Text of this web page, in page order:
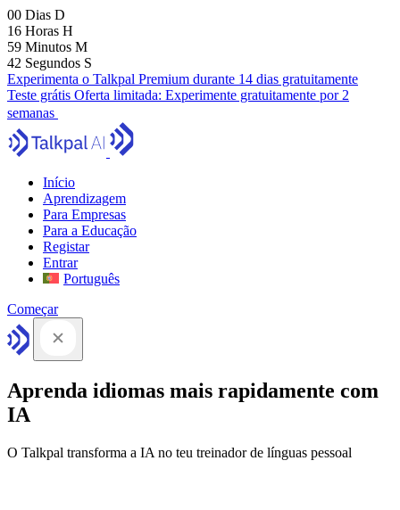
00 Dias D
16 Horas H
59 Minutos M
41 Segundos S
Experimenta o Talkpal Premium durante 14 dias gratuitamente
Teste grátis Oferta limitada: Experimente gratuitamente por 2
semanas
Início
Aprendizagem
Para Empresas
Para a Educação
Registar
Entrar
Português
Começar
Aprenda idiomas mais rapidamente com
IA
O Talkpal transforma a IA no teu treinador de línguas pessoal